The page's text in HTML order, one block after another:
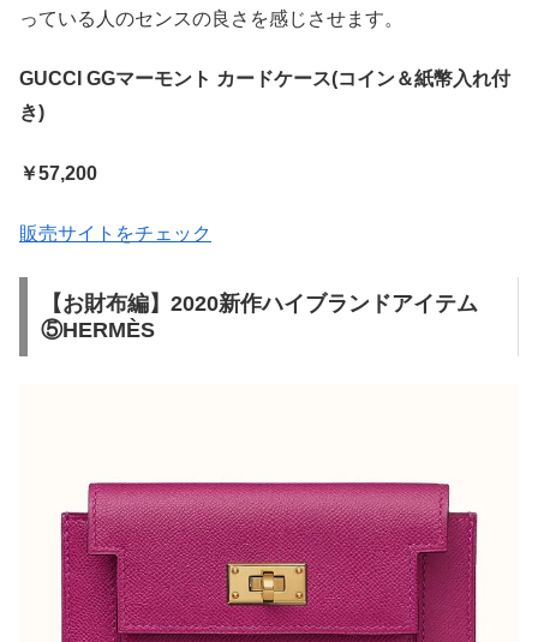
っている人のセンスの良さを感じさせます。
GUCCI GGマーモント カードケース(コイン＆紙幣入れ付
き)
￥57,200
販売サイトをチェック
【お財布編】2020新作ハイブランドアイテム
⑤HERMÈS